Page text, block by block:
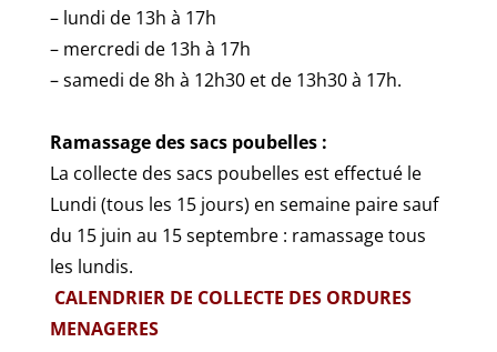
– lundi de 13h à 17h
– mercredi de 13h à 17h
– samedi de 8h à 12h30 et de 13h30 à 17h.
Ramassage des sacs poubelles :
La collecte des sacs poubelles est effectué le
Lundi (tous les 15 jours) en semaine paire sauf
du 15 juin au 15 septembre : ramassage tous
les lundis.
CALENDRIER DE COLLECTE DES ORDURES
MENAGERES